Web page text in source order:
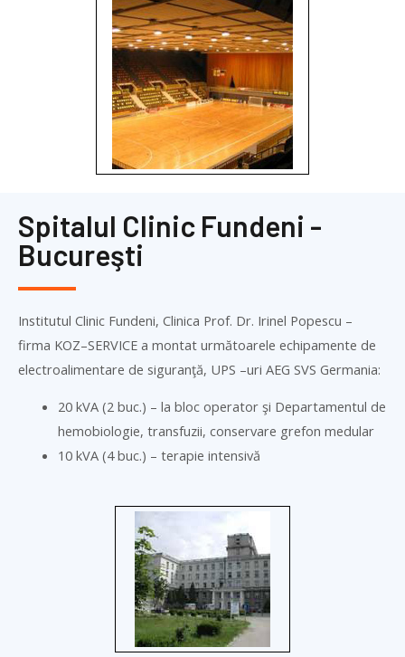
Spitalul Clinic Fundeni -
Bucureşti
Institutul Clinic Fundeni, Clinica Prof. Dr. Irinel Popescu –
firma KOZ–SERVICE a montat următoarele echipamente de
electroalimentare de siguranţă, UPS –uri AEG SVS Germania:
20 kVA (2 buc.) – la bloc operator şi Departamentul de
hemobiologie, transfuzii, conservare grefon medular
10 kVA (4 buc.) – terapie intensivă